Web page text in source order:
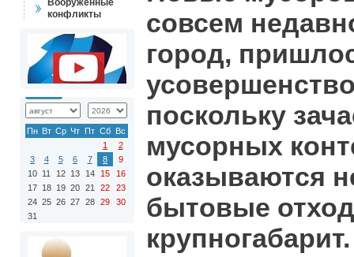
Вооружённые
конфликты
Пн Вт Ср Чт Пт Сб Вс
1
2
3
4 5 6 7 8
9
10 11 12 13 14 15
16
17 18 19 20 21 22
23
24 25 26 27 28 29
30
31
совсем
город,
поскольку
мусорных
оказываются
бытовые
крупногабарит.